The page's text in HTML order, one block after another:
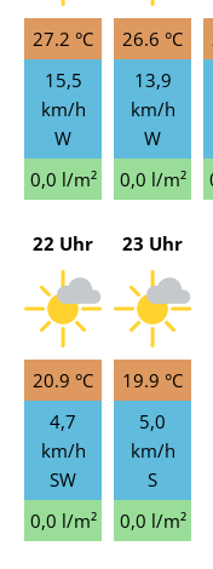
27.2 °C
15,5
km/h
W
0,0 l/m²
26.6 °C
13,9
km/h
W
0,0 l/m²
22 Uhr
20.9 °C
4,7
km/h
SW
0,0 l/m²
23 Uhr
19.9 °C
5,0
km/h
S
0,0 l/m²